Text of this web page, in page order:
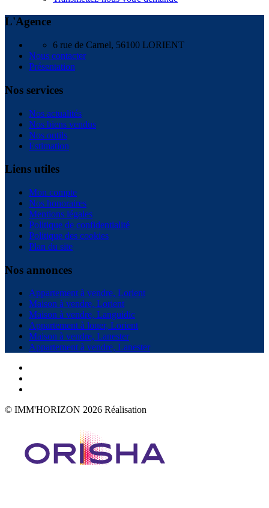
L'Agence
6 rue de Carnel, 56100 LORIENT
Nous contacter
Présentation
Nos services
Nos actualités
Nos biens vendus
Nos outils
Estimation
Liens utiles
Mon compte
Nos honoraires
Mentions légales
Politique de confidentialité
Politique des cookies
Plan du site
Nos annonces
Appartement à vendre, Lorient
Maison à vendre, Lorient
Maison à vendre, Languidic
Appartement à louer, Lorient
Maison à vendre, Lanester
Appartement à vendre, Lanester
© IMM'HORIZON 2026 Réalisation